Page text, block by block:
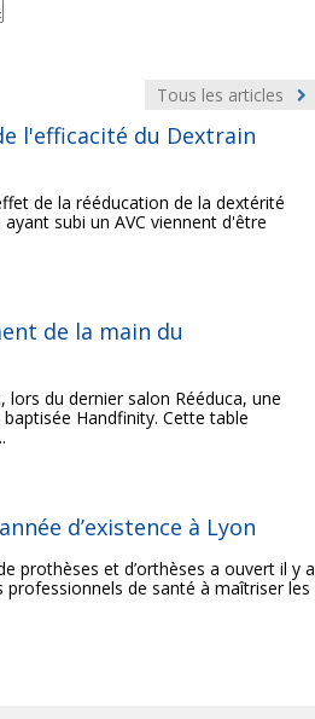
Tous les articles
l'efficacité du Dextrain
de la rééducation de la dextérité
subi un AVC viennent d'être
de la main du
du dernier salon Rééduca, une
Handfinity. Cette table
d’existence à Lyon
prothèses et d’orthèses a ouvert il y a
de santé à maîtriser les